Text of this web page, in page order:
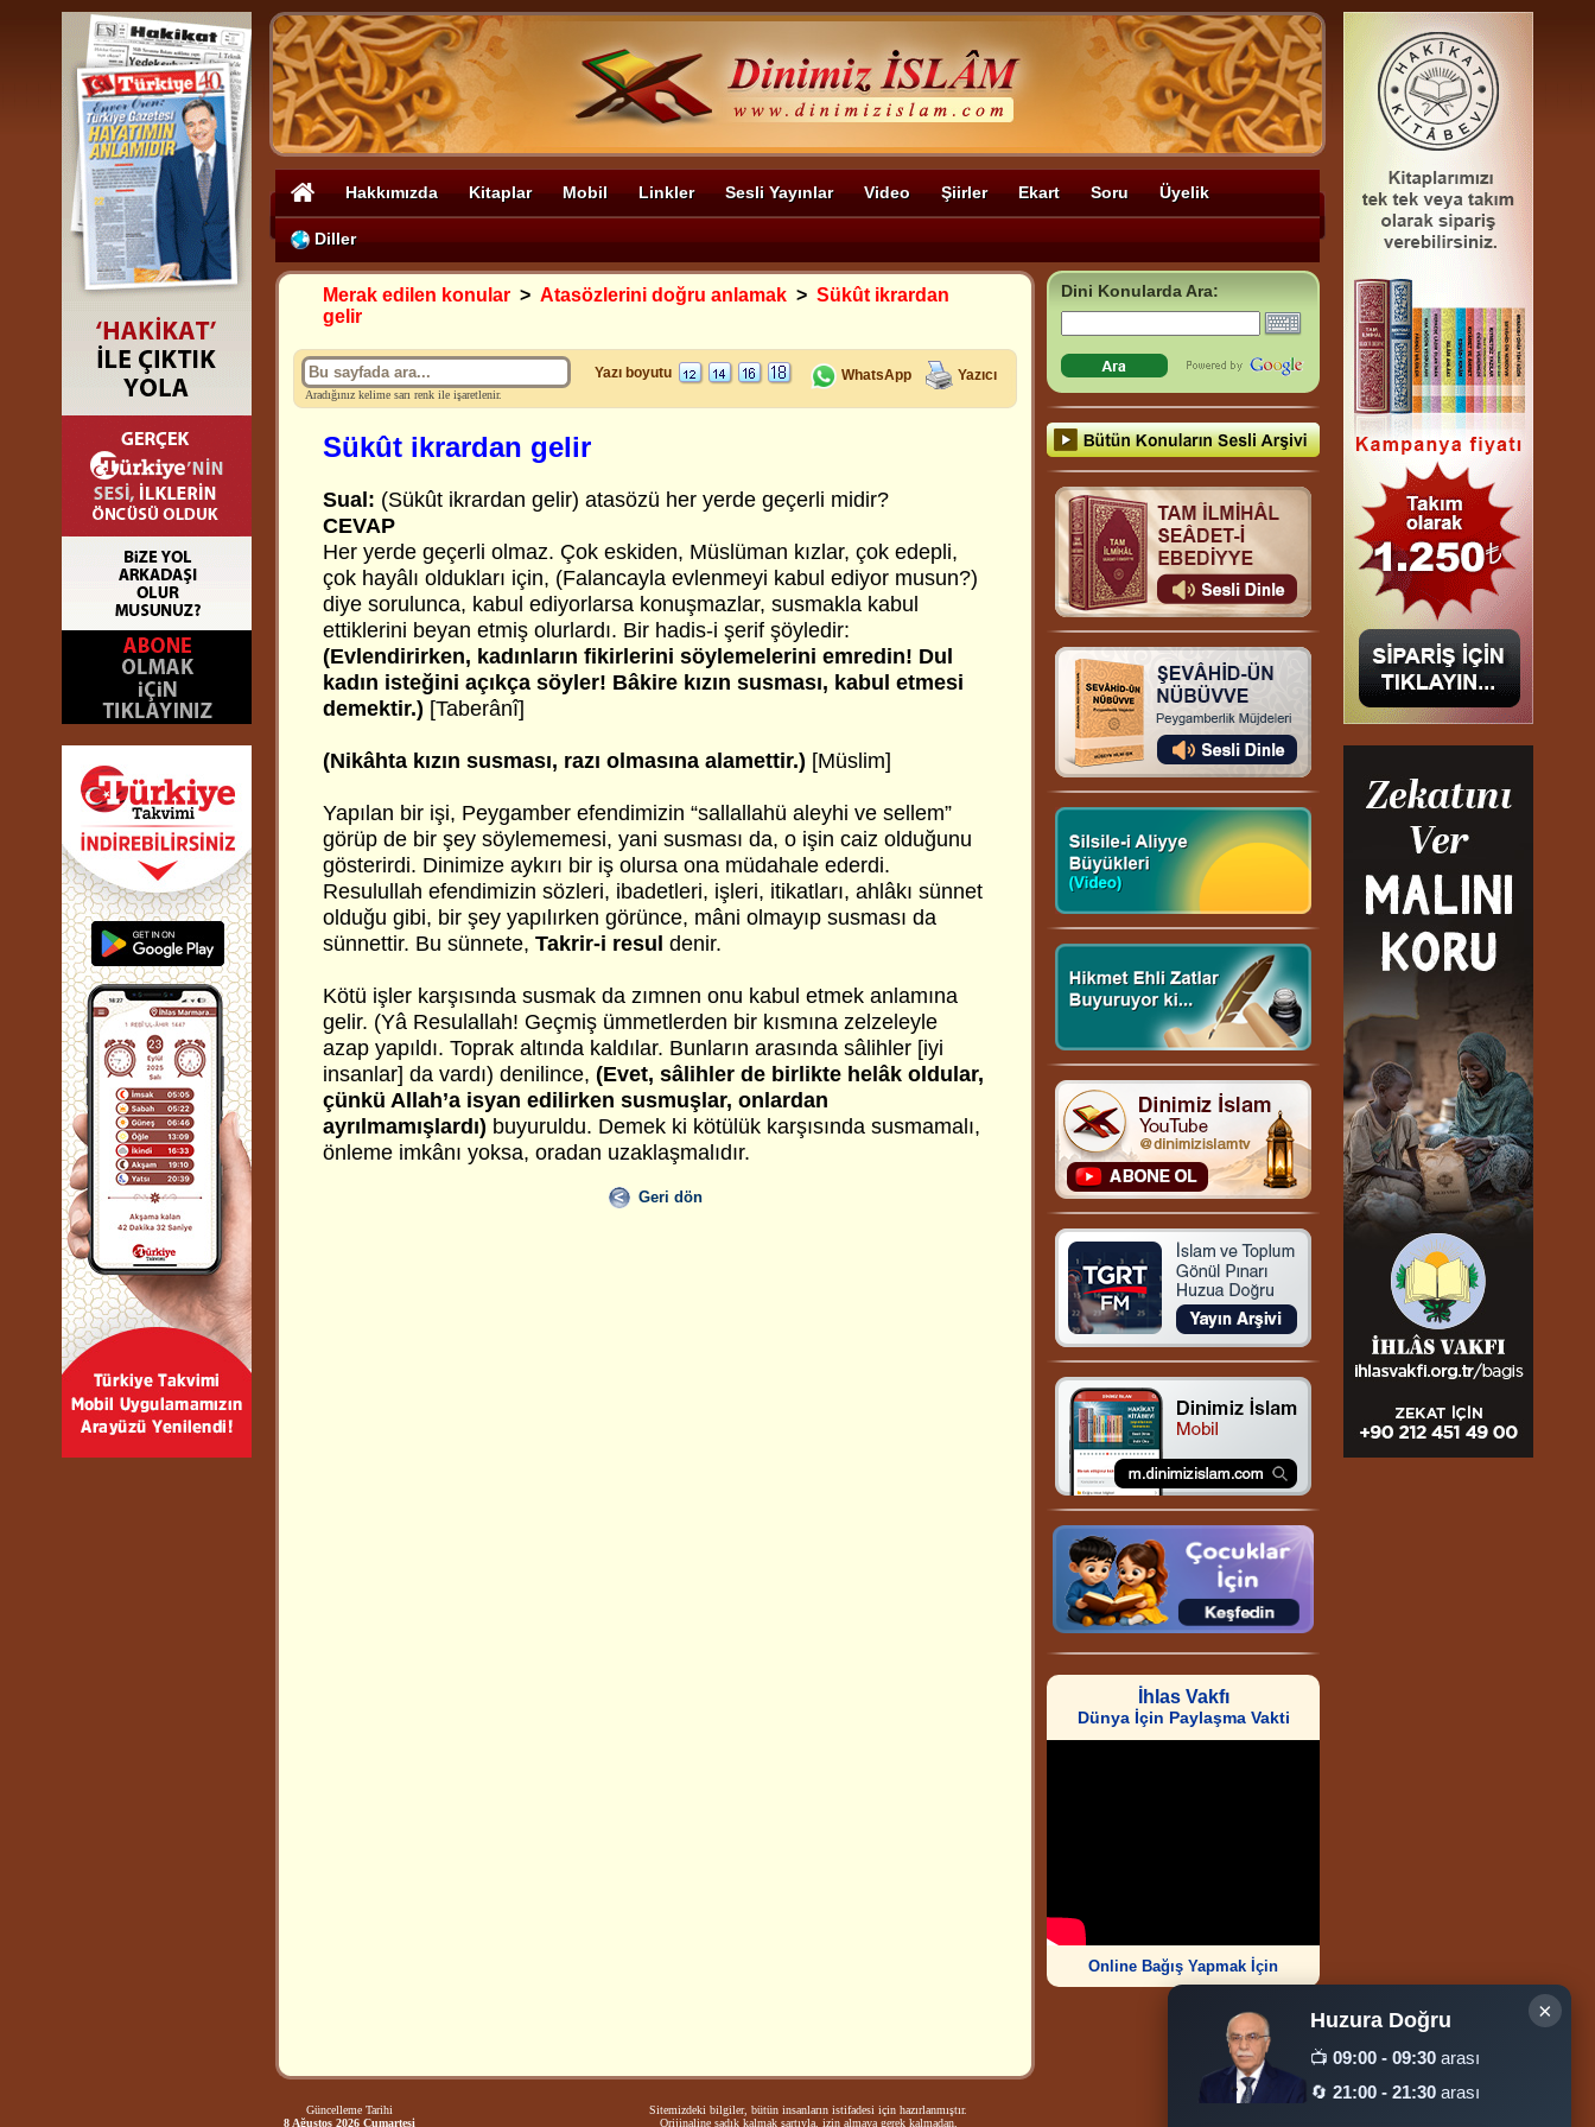
Hakkımızda Kitaplar Mobil Linkler Sesli Yayınlar Video Şiirler Ekart Soru Üyelik
Diller
Merak edilen konular > Atasözlerini doğru anlamak > Sükût ikrardan
gelir
Aradığınız kelime sarı renk ile işaretlenir.
Yazı boyutu WhatsApp Yazıcı
Sükût ikrardan gelir
Sual: (Sükût ikrardan gelir) atasözü her yerde geçerli midir?
CEVAP
Her yerde geçerli olmaz. Çok eskiden, Müslüman kızlar, çok edepli,
çok hayâlı oldukları için, (Falancayla evlenmeyi kabul ediyor musun?)
diye sorulunca, kabul ediyorlarsa konuşmazlar, susmakla kabul
ettiklerini beyan etmiş olurlardı. Bir hadis-i şerif şöyledir:
(Evlendirirken, kadınların fikirlerini söylemelerini emredin! Dul
kadın isteğini açıkça söyler! Bâkire kızın susması, kabul etmesi
demektir.) [Taberânî]
(Nikâhta kızın susması, razı olmasına alamettir.) [Müslim]
Yapılan bir işi, Peygamber efendimizin “sallallahü aleyhi ve sellem”
görüp de bir şey söylememesi, yani susması da, o işin caiz olduğunu
gösterirdi. Dinimize aykırı bir iş olursa ona müdahale ederdi.
Resulullah efendimizin sözleri, ibadetleri, işleri, itikatları, ahlâkı sünnet
olduğu gibi, bir şey yapılırken görünce, mâni olmayıp susması da
sünnettir. Bu sünnete, Takrir-i resul denir.
Kötü işler karşısında susmak da zımnen onu kabul etmek anlamına
gelir. (Yâ Resulallah! Geçmiş ümmetlerden bir kısmına zelzeleyle
azap yapıldı. Toprak altında kaldılar. Bunların arasında sâlihler [iyi
insanlar] da vardı) denilince, (Evet, sâlihler de birlikte helâk oldular,
çünkü Allah’a isyan edilirken susmuşlar, onlardan
ayrılmamışlardı) buyuruldu. Demek ki kötülük karşısında susmamalı,
önleme imkânı yoksa, oradan uzaklaşmalıdır.
Geri dön
Dini Konularda Ara:
İhlas Vakfı
Dünya İçin Paylaşma Vakti
Online Bağış Yapmak İçin
Güncelleme Tarihi
8 Ağustos 2026 Cumartesi
Sitemizdeki bilgiler, bütün insanların istifadesi için hazırlanmıştır.
Orijinaline sadık kalmak şartıyla, izin almaya gerek kalmadan,
×
Huzura Doğru
📺 09:00 - 09:30 arası
🔄 21:00 - 21:30 arası